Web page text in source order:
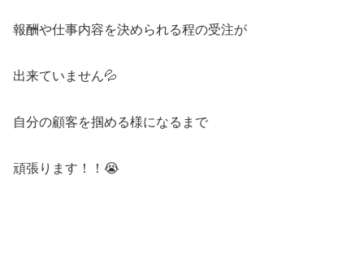
報酬や仕事内容を決められる程の受注が
出来ていません💦
自分の顧客を掴める様になるまで
頑張ります！！😭